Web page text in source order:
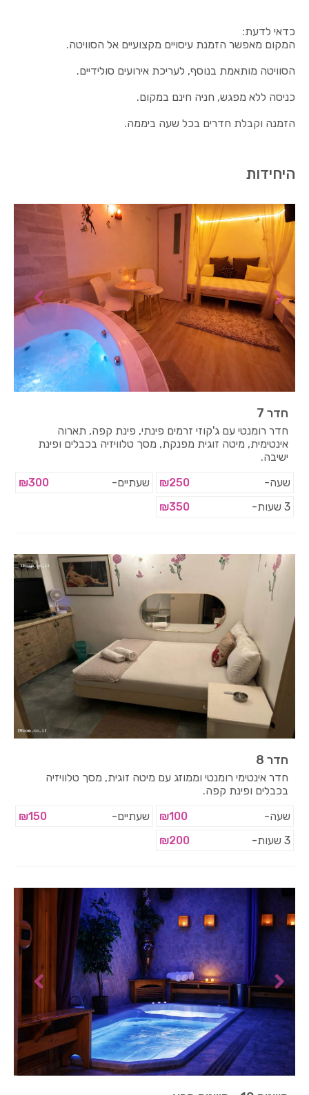
כדאי לדעת:
המקום מאפשר הזמנת עיסויים מקצועיים אל הסוויטה.
הסוויטה מותאמת בנוסף, לעריכת אירועים סולידיים.
כניסה ללא מפגש, חניה חינם במקום.
הזמנה וקבלת חדרים בכל שעה ביממה.
היחידות
חדר 7
חדר רומנטי עם ג'קוזי זרמים פינתי, פינת קפה, תארוה
אינטימית, מיטה זוגית מפנקת, מסך טלוויזיה בכבלים ופינת
ישיבה.
שעה-
₪250 שעתיים-
₪300
3 שעות-
₪350
חדר 8
חדר אינטימי רומנטי וממוזג עם מיטה זוגית, מסך טלוויזיה
בכבלים ופינת קפה.
שעה-
₪100 שעתיים-
₪150
3 שעות-
₪200